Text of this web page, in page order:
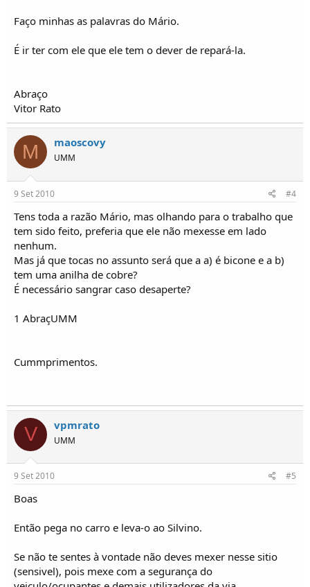
Faço minhas as palavras do Mário.
É ir ter com ele que ele tem o dever de repará-la.
Abraço
Vitor Rato
M maoscovy
UMM
9 Set 2010 #4
Tens toda a razão Mário, mas olhando para o trabalho que
tem sido feito, preferia que ele não mexesse em lado
nenhum.
Mas já que tocas no assunto será que a a) é bicone e a b)
tem uma anilha de cobre?
É necessário sangrar caso desaperte?
1 AbraçUMM
Cummprimentos.
V vpmrato
UMM
9 Set 2010 #5
Boas
Então pega no carro e leva-o ao Silvino.
Se não te sentes à vontade não deves mexer nesse sitio
(sensivel), pois mexe com a segurança do